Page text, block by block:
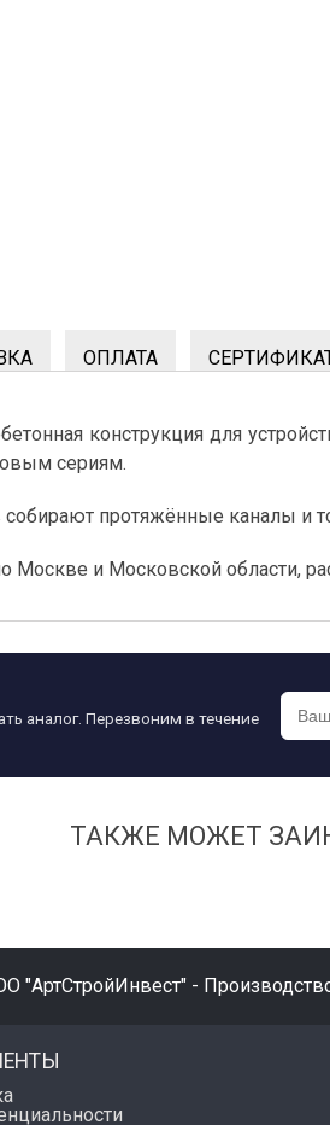
ОПЛАТА
конструкция для
сериям.
протяжённые каналы и
Москве и Московской области,
аналог. Перезвоним в течение
ТАКЖЕ МОЖЕТ
"АртСтройИнвест" -